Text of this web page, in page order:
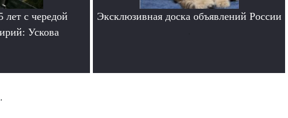
с чередой
Ускова
Эксклюзивная доска объявлений России